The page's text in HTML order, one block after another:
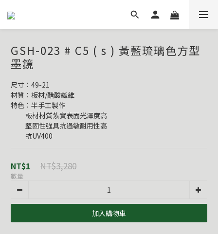
GSH-023 # C5 ( s ) 黃藍琉璃色方型
墨鏡
尺寸：49-21
材質：板材/醋酸纖維
特色：半手工製作
          板材材質紮實表面光澤度高
          堅固性強具抗過敏耐用性高
          抗UV400
NT$1 NT$3,280
數量
加入購物車